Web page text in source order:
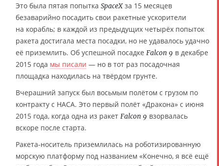
Это была пятая попытка SpaceXза 15 месяцев
безаварийно посадить свои ракетные ускорители
на корабль; в каждой из предыдущих четырёх попыток
ракета достигала места посадки, но не удавалось удачно
её приземлить. Об успешной посадке Falcon 9 в декабре
2015 года мы писали — но в тот раз посадочная
площадка находилась на твёрдом грунте.
Вчерашний запуск был восьмым полётом с грузом по
контракту с НАСА. Это первый полёт «Дракона» с июня
2015 года, когда одна из ракет Falcon 9 взорвалась
вскоре после старта.
Ракета-носитель приземлилась на роботизированную
морскую платформу под названием «Конечно, я всё ещё